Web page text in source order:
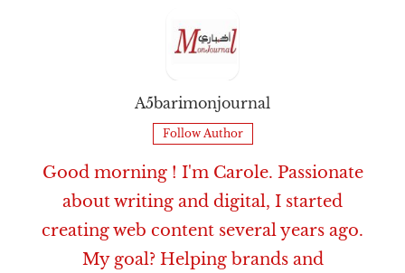
A5barimonjournal
Follow Author
Good morning ! I'm Carole. Passionate
about writing and digital, I started
creating web content several years ago.
My goal? Helping brands and